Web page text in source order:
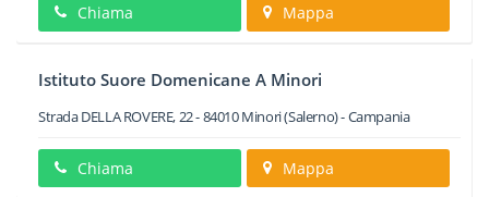
Chiama Mappa
Istituto Suore Domenicane A Minori
Strada DELLA ROVERE, 22-84010Minori(Salerno) -Campania
Chiama Mappa